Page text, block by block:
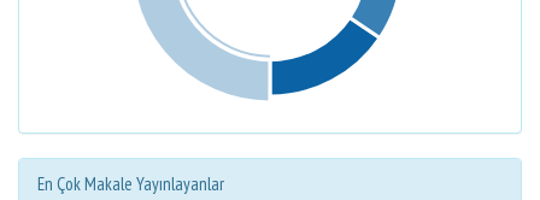
En Çok Makale Yayınlayanlar